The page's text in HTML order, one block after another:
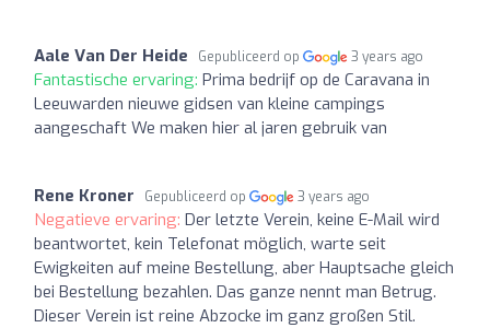
Aale Van Der Heide Gepubliceerd op 3 years ago
Fantastische ervaring: Prima bedrijf op de Caravana in
Leeuwarden nieuwe gidsen van kleine campings
aangeschaft We maken hier al jaren gebruik van
Rene Kroner Gepubliceerd op 3 years ago
Negatieve ervaring: Der letzte Verein, keine E-Mail wird
beantwortet, kein Telefonat möglich, warte seit
Ewigkeiten auf meine Bestellung, aber Hauptsache gleich
bei Bestellung bezahlen. Das ganze nennt man Betrug.
Dieser Verein ist reine Abzocke im ganz großen Stil.